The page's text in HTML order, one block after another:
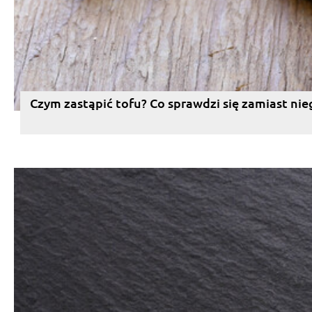
Czym zastąpić tofu? Co sprawdzi się zamiast